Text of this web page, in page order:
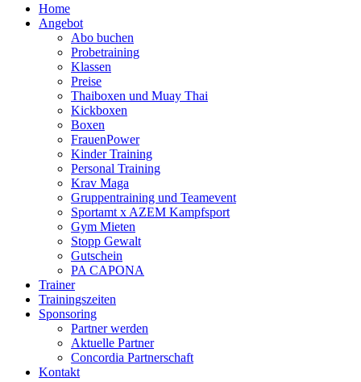
Home
Angebot
Abo buchen
Probetraining
Klassen
Preise
Thaiboxen und Muay Thai
Kickboxen
Boxen
FrauenPower
Kinder Training
Personal Training
Krav Maga
Gruppentraining und Teamevent
Sportamt x AZEM Kampfsport
Gym Mieten
Stopp Gewalt
Gutschein
PA CAPONA
Trainer
Trainingszeiten
Sponsoring
Partner werden
Aktuelle Partner
Concordia Partnerschaft
Kontakt